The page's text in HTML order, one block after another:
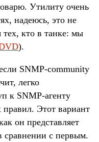
Утилиту очень
надеюсь, это не
тех, кто в танке: мы
).
SNMP-community
легко
к SNMP-агенту
правил. Этот вариант
он представляет
сравнении с первым.